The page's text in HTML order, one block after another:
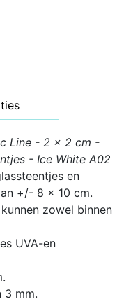
Line - 2 x 2 cm -
- Ice White A02
en
+/- 8 x 10 cm.
zowel binnen
UVA-en
.
3 mm.